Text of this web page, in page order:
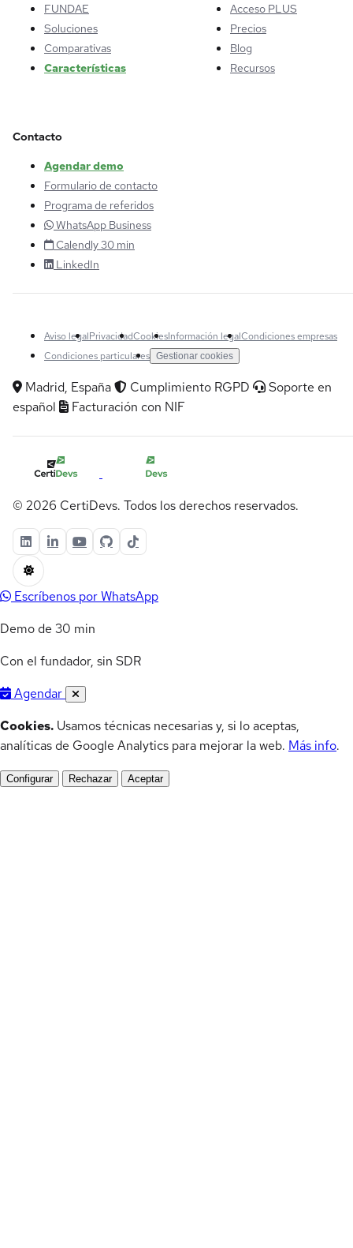
FUNDAE
Soluciones
Comparativas
Características
Acceso PLUS
Precios
Blog
Recursos
Contacto
Agendar demo
Formulario de contacto
Programa de referidos
WhatsApp Business
Calendly 30 min
LinkedIn
Aviso legalPrivacidadCookiesInformación legalCondiciones empresas
Condiciones particulares Gestionar cookies
Madrid, España Cumplimiento RGPD
Soporte en
español
Facturación con NIF
© 2026 CertiDevs. Todos los derechos reservados.
Escríbenos por WhatsApp
Demo de 30 min
Con el fundador, sin SDR
Agendar
Cookies. Usamos técnicas necesarias y, si lo aceptas,
analíticas de Google Analytics para mejorar la web. Más info.
Configurar Rechazar Aceptar